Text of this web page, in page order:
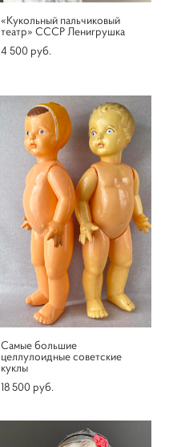
«Кукольный пальчиковый
театр» СССР Ленигрушка
4 500 pуб.
Самые большие
целлулоидные советские
куклы
18 500 pуб.